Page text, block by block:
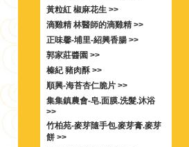
黃粒紅 椒麻花生 >>
滴雞精 林醫師的滴雞精 >>
正味馨-埔里-紹興香腸 >>
郭家莊醬園 >>
榛紀 豬肉酥 >>
順興-海苔杏仁脆片 >>
集集鎮農會-皂.面膜.洗髮.沐浴
>>
竹柏苑-麥芽隨手包.麥芽膏.麥芽
餅 >>